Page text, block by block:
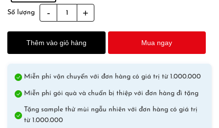
Số lượng
Wood
quantity
Thêm vào giỏ hàng
Mua ngay
Miễn phí vận chuyển với đơn hàng có giá trị từ 1.000.000
Miễn phí gói quà và chuẩn bị thiệp với đơn hàng đi tặng
Tặng sample thử mùi ngẫu nhiên với đơn hàng có giá trị
từ 1.000.000